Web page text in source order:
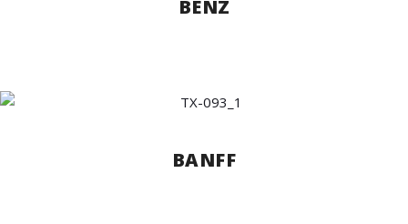
BENZ
BANFF